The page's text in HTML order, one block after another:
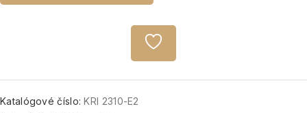
Katalógové číslo:KRI 2310-E2